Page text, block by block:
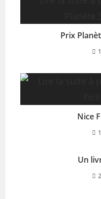
Prix
Nice
Un